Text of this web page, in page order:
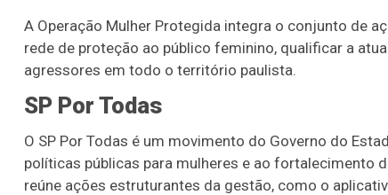
A Operação Mulher Protegida integra o conjunto de
rede de proteção ao público feminino, qualificar a
agressores em todo o território paulista.
SP Por Todas
O SP Por Todas é um movimento do Governo do
políticas públicas para mulheres e ao fortalecimento
reúne ações estruturantes da gestão, como o